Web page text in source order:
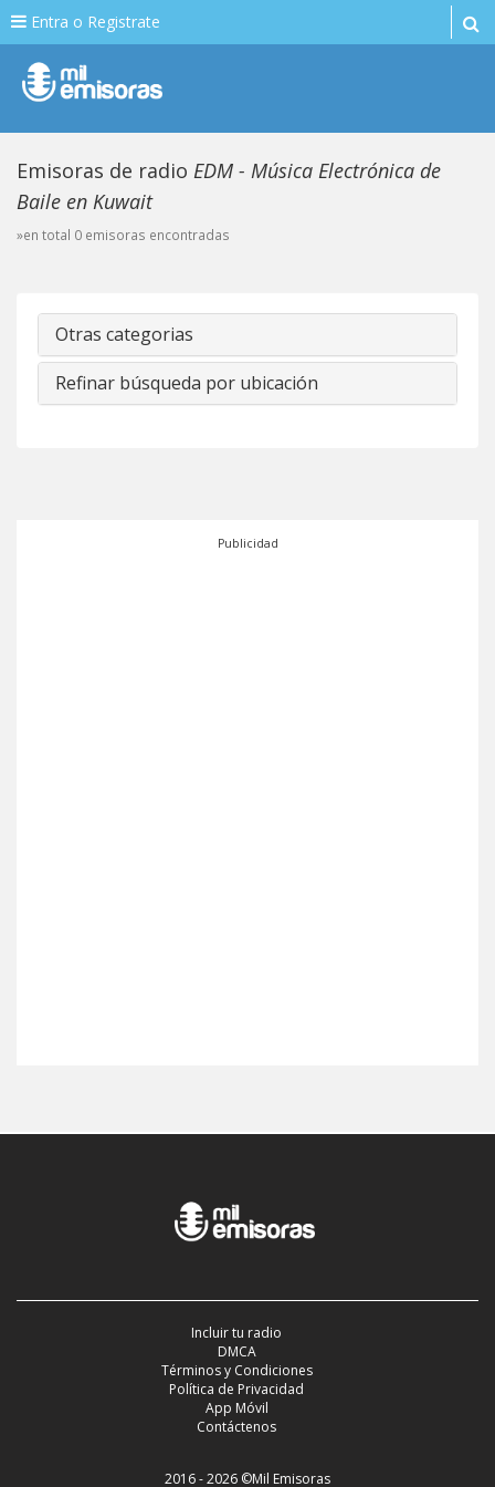
Entra o Registrate
Emisoras de radio EDM - Música Electrónica de
Baile en Kuwait
»en total 0 emisoras encontradas
Otras categorias
Refinar búsqueda por ubicación
Publicidad
Incluir tu radio
DMCA
Términos y Condiciones
Política de Privacidad
App Móvil
Contáctenos
2016 - 2026 ©Mil Emisoras